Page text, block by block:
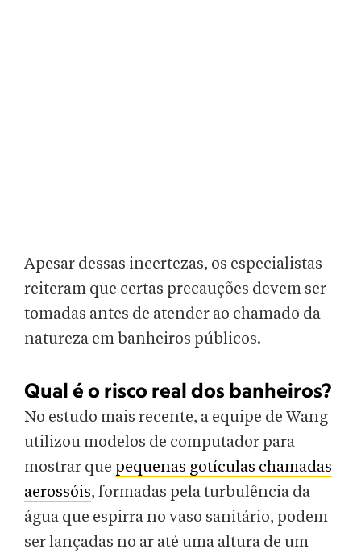
Apesar dessas incertezas, os especialistas
reiteram que certas precauções devem ser
tomadas antes de atender ao chamado da
natureza em banheiros públicos.
Qual é o risco real dos banheiros?
No estudo mais recente, a equipe de Wang
utilizou modelos de computador para
mostrar que pequenas gotículas chamadas
aerossóis, formadas pela turbulência da
água que espirra no vaso sanitário, podem
ser lançadas no ar até uma altura de um